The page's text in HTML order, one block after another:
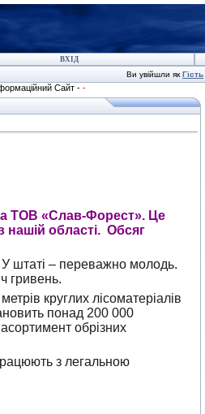
ВХІД
Ви увійшли якГість
Сайт --
ТОВ «Слав-Форест». Це
області. Обсяг
У штаті – переважно молодь.
гривень.
круглих лісоматеріалів
понад 200 000
обрізних
з легальною